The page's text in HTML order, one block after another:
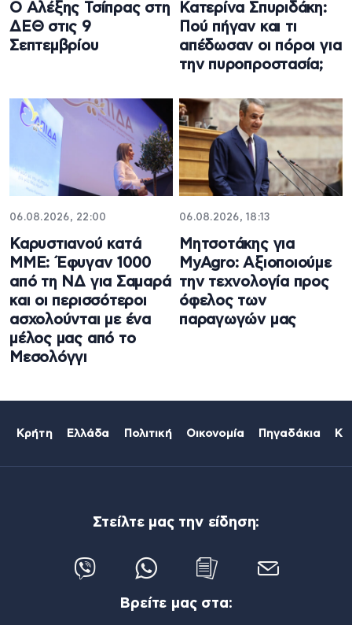
Ο Αλέξης Τσίπρας στη
ΔΕΘ στις 9
Σεπτεμβρίου
Κατερίνα Σπυριδάκη:
Πού πήγαν και τι
απέδωσαν οι πόροι για
την πυροπροστασία;
06.08.2026, 22:00
Καρυστιανού κατά
ΜΜΕ: Έφυγαν 1000
από τη ΝΔ για Σαμαρά
και οι περισσότεροι
ασχολούνται με ένα
μέλος μας από το
Μεσολόγγι
06.08.2026, 18:13
Μητσοτάκης για
MyAgro: Αξιοποιούμε
την τεχνολογία προς
όφελος των
παραγωγών μας
Κρήτη Ελλάδα Πολιτική Οικονομία Πηγαδάκια
Στείλτε μας την είδηση:
Βρείτε μας στα: